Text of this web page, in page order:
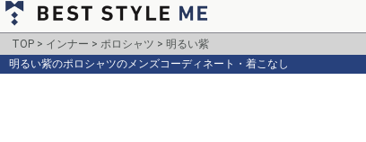
TOP インナー ポロシャツ
明るい紫
明るい紫のポロシャツのメンズコーディネート・着こなし